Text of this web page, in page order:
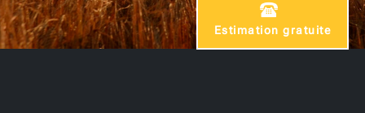
Estimation gratuite